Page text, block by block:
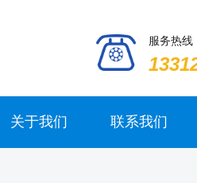
服务热线
关于我们 联系我们